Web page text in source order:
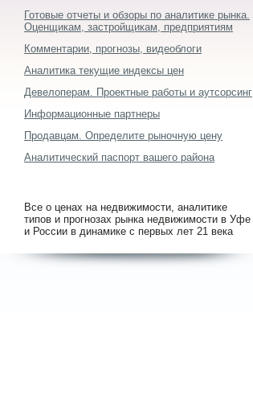
Готовые отчеты и обзоры по аналитике рынка.
Оценщикам, застройщикам, предприятиям
Комментарии, прогнозы, видеоблоги
Аналитика текущие индексы цен
Девелоперам. Проектные работы и аутсорсинг
Информационные партнеры
Продавцам. Определите рыночную цену
Аналитический паспорт вашего района
Все о ценах на недвижимости, аналитике
типов и прогнозах рынка недвижимости в Уфе
и России в динамике с первых лет 21 века